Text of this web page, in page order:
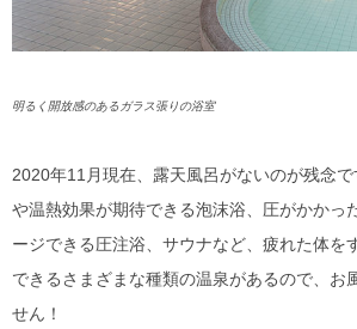
明るく開放感のあるガラス張りの浴室
2020年11月現在、露天風呂がないのが残念
や温熱効果が期待できる泡沫浴、圧がかかっ
ージできる圧注浴、サウナなど、疲れた体を
できるさまざまな種類の温泉があるので、お
せん！